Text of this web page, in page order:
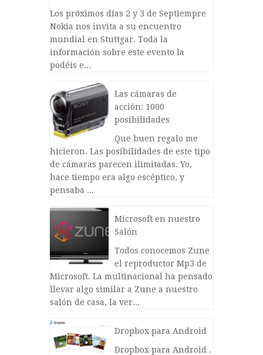
Los próximos días 2 y 3 de Septiempre
Nokia nos invita a su encuentro
mundial en Stuttgar. Toda la
información sobre este evento la
podéis e...
Las cámaras de
acción: 1000
posibilidades
Que buen regalo me
hicieron. Las posibilidades de este tipo
de cámaras parecen ilimitadas. Yo,
hace tiempo era algo escéptico, y
pensaba ...
Microsoft en nuestro
Salón
Todos conocemos Zune
el reproductor Mp3 de
Microsoft. La multinacional ha pensado
llevar algo similar a Zune a nuestro
salón de casa, la ver...
Dropbox para Android
Dropbox para Android .